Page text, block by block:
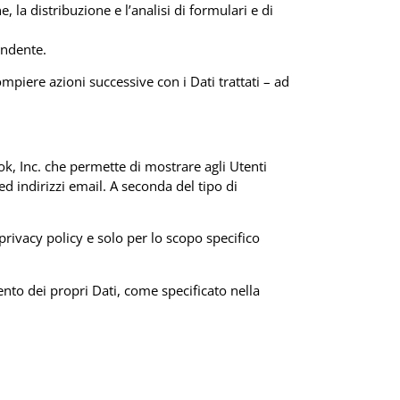
la distribuzione e l’analisi di formulari e di
azioni successive con i Dati trattati – ad
Inc. che permette di mostrare agli Utenti
indirizzi email. A seconda del tipo di
policy e solo per lo scopo specifico
dei propri Dati, come specificato nella